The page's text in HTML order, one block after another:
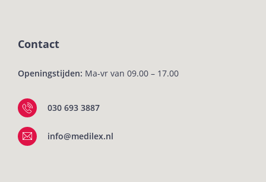
Contact
Openingstijden: Ma-vr van 09.00 – 17.00
030 693 3887
info@medilex.nl